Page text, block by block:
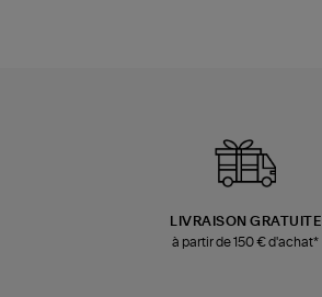
LIVRAISON GRATUITE
à partir de 150 € d'achat*